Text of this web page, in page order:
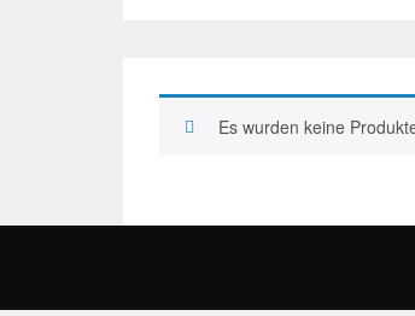
Es wurden keine